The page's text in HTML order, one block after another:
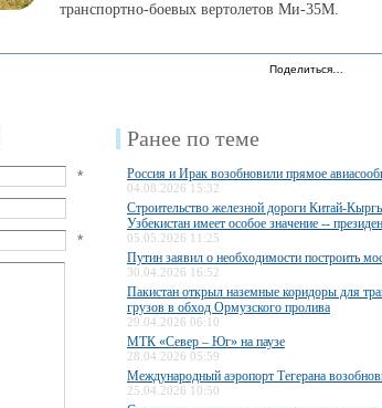
транспортно-боевых вертолетов Ми-35М.
Поделиться…
*
*
Ранее по теме
Россия и Ирак возобновили прямое
04.08.2026 15:32
Строительство железной дороги Китай-
Узбекистан имеет особое значение --
05.05.2026 11:25
Путин заявил о необходимости построить
30.04.2026 16:52
Пакистан открыл наземные коридоры для
грузов в обход Ормузского пролива
29.04.2026 06:10
МТК «Север – Юг» на паузе
28.04.2026 05:59
Международный аэропорт Тегерана
25.04.2026 10:50